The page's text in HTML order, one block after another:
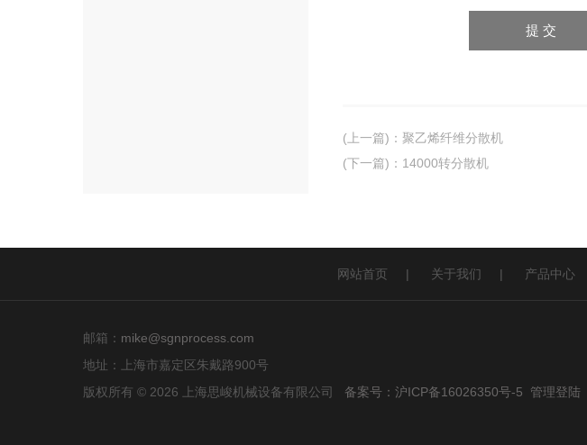
(上一篇) ： 聚乙烯纤维分散机
(下一篇) ： 14000转分散机
网站首页 | 关于我们 | 产品中心
邮箱： mike@sgnprocess.com
地址：上海市嘉定区朱戴路900号
版权所有 © 2026 上海思峻机械设备有限公司 备案号：沪ICP备16026350号-5 管理登陆